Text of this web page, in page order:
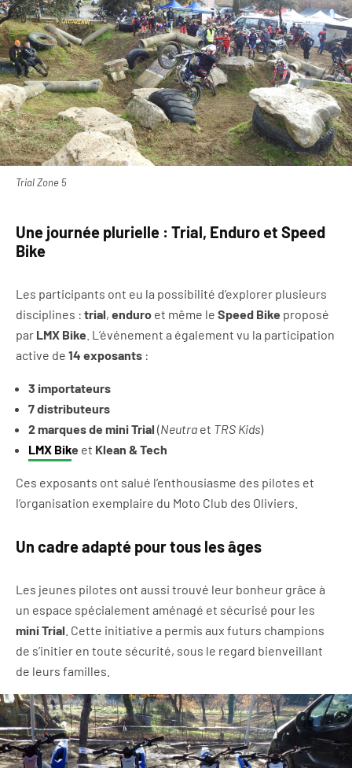
Trial Zone 5
Une journée plurielle : Trial, Enduro et Speed
Bike
Les participants ont eu la possibilité d’explorer plusieurs
disciplines : trial, enduro et même le Speed Bike proposé
par LMX Bike . L’événement a également vu la participation
active de 14 exposants :
3 importateurs
7 distributeurs
2 marques de mini Trial (Neutra et TRS Kids)
LMX Bike et Klean & Tech
Ces exposants ont salué l’enthousiasme des pilotes et
l’organisation exemplaire du Moto Club des Oliviers.
Un cadre adapté pour tous les âges
Les jeunes pilotes ont aussi trouvé leur bonheur grâce à
un espace spécialement aménagé et sécurisé pour les
mini Trial . Cette initiative a permis aux futurs champions
de s’initier en toute sécurité, sous le regard bienveillant
de leurs familles.